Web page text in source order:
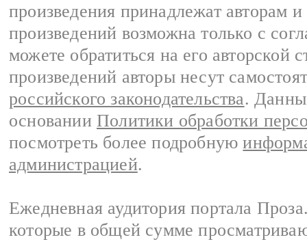
произведения принадлежат авторам
произведений возможна только с
можете обратиться на его авторской
произведений авторы несут
российского законодательства.
основании Политики обработки
посмотреть более подробную
администрацией.
Ежедневная аудитория портала
которые в общей сумме